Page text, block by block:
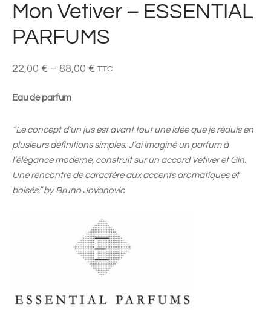
Mon Vetiver – ESSENTIAL
PARFUMS
22,00 € – 88,00 € TTC
Eau de parfum
“Le concept d’un jus est avant tout une idée que je réduis en
plusieurs définitions simples. J’ai imaginé un parfum à
l’élégance moderne, construit sur un accord Vétiver et Gin.
Une rencontre de caractère aux accents aromatiques et
boisés.” by Bruno Jovanovic